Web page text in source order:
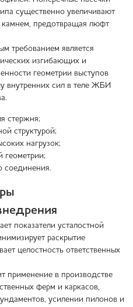
существенно увеличивают
предотвращая люфт
требованием является
изгибающих и
геометрии выступов
внутренних сил в теле ЖБИ
стержня;
структурой;
нагрузок;
геометрии;
соединения.
показатели усталостной
раскрытие
целостность ответственных
применение в производстве
ферм и каркасов,
усилении пилонов и